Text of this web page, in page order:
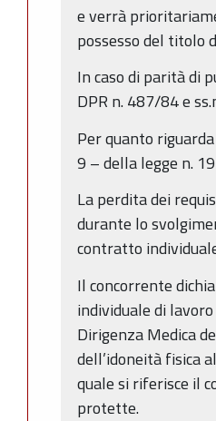
e verrà
possesso del titolo
In caso di parità di
DPR n. 487/84 e
Per quanto
9 – della legge n.
La perdita dei
durante lo
contratto
Il concorrente
individuale di
Dirigenza Medica
dell’idoneità fisica
quale si riferisce il
protette.